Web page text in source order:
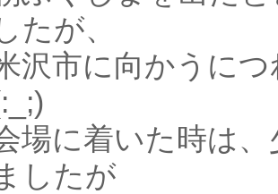
たが、
沢市に向かうに
場に着いた時は
したが